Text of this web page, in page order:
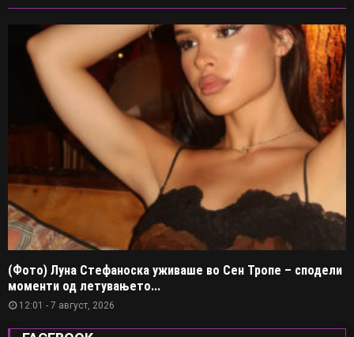
(Фото) Луна Стефаноска уживаше во Сен Тропе – сподели
моменти од летувањето...
12:01 - 7 август, 2026